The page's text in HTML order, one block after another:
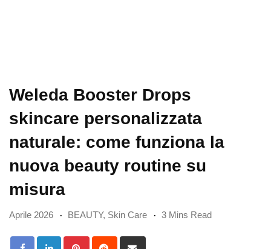
Weleda Booster Drops
skincare personalizzata
naturale: come funziona la
nuova beauty routine su
misura
Aprile 2026 BEAUTY, Skin Care 3 Mins Read
PinterestReddit